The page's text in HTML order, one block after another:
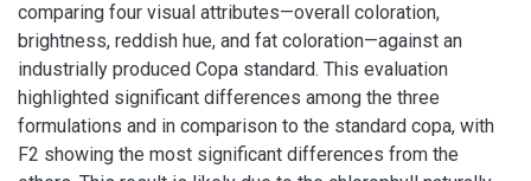
comparing four visual attributes—overall coloration,
brightness, reddish hue, and fat coloration—against an
industrially produced Copa standard. This evaluation
highlighted significant differences among the three
formulations and in comparison to the standard copa, with
F2 showing the most significant differences from the